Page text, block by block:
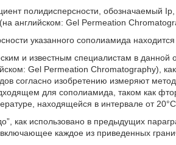
полидисперсности, обозначаемый
английском: Gel Permeation
указанного сополиамида
и известным специалистам в данной
Gel Permeation Chromatography),
согласно изобретению измеряют
для сополиамида, таком как
находящейся в интервале от
как использовано в предыдущих
каждое из приведенных